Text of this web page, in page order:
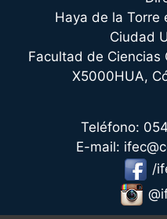
Haya de la Torre
Ciudad
Facultad de Ciencias
X5000HUA,
Teléfono:
E-mail:
/